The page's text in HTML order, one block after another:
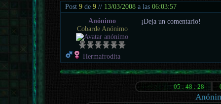
Post9 de9 // 13/03/2008 a las06:03:57
Anónimo
Cobarde Anónimo
Hermafrodita
¡Deja un comentario!